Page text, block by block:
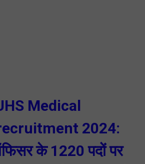
Medical
2024:
के 1220 पदों पर